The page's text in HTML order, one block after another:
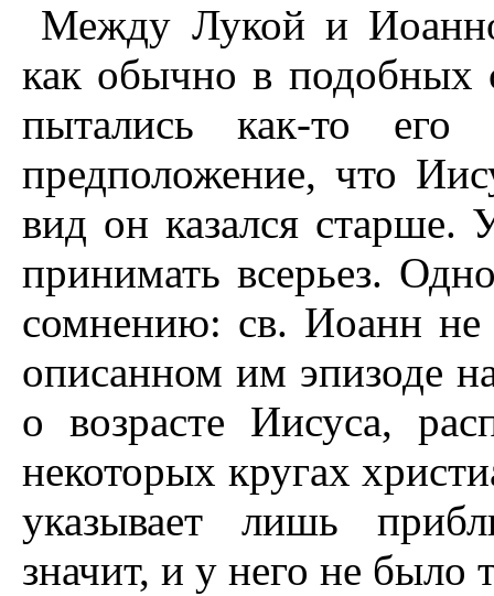
Между Лукой и
как обычно в подобных
пытались как-то его
предположение, что
вид он казался
принимать всерьез.
сомнению: св. Иоанн не
описанном им эпизоде
о возрасте Иисуса,
некоторых кругах
указывает лишь
значит, и у него не